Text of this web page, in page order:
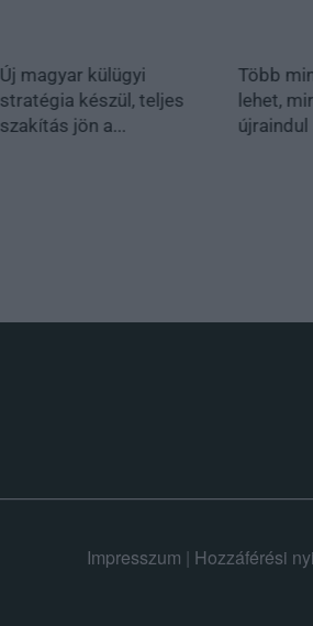
Új magyar külügyi
stratégia készül, teljes
szakítás jön a...
Több
lehet,
újraindul
Impresszum | Hozzáférési